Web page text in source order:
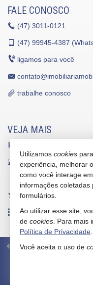
FALE CONOSCO
(47) 3011-0121
(47) 99945-4387
ligamos para você
trabalhe conosco
VEJA MAIS
indicadores financeiros
cadastre seu imóvel
imóveis favoritos
mapa de imóveis
© 2026 CRECI/SC 5912-J
Utilizamos cookies
experiência, melhorar
como você interage
informações coletadas
formulários.
Ao utilizar esse site,
de cookies . Para mais
Política de Privacidade
Você aceita o uso de